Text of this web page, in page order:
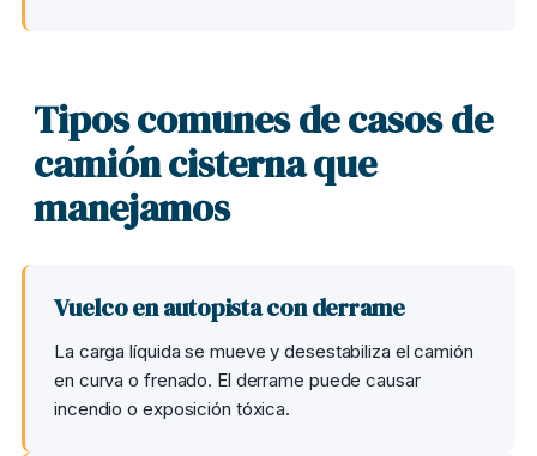
Tipos comunes de casos de
camión cisterna que
manejamos
Vuelco en autopista con derrame
La carga líquida se mueve y desestabiliza el camión
en curva o frenado. El derrame puede causar
incendio o exposición tóxica.